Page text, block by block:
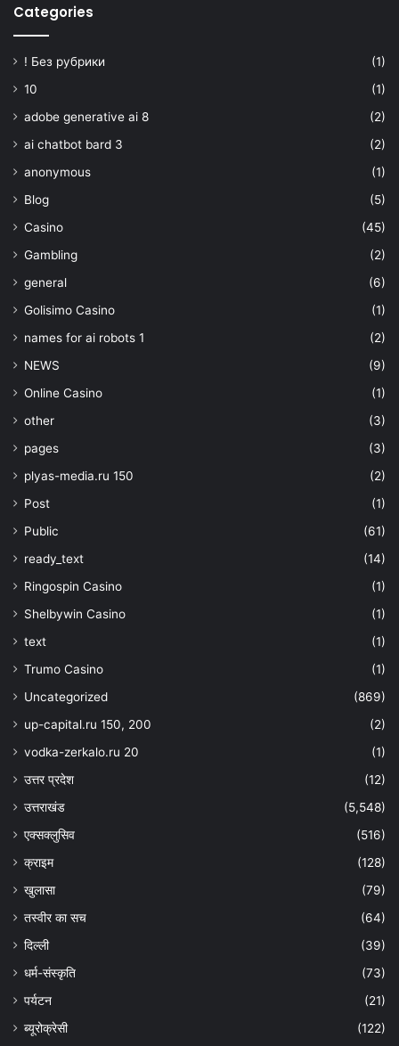
Categories
! Без рубрики
(1)
10
(1)
adobe generative ai 8
(2)
ai chatbot bard 3
(2)
anonymous
(1)
Blog
(5)
Casino
(45)
Gambling
(2)
general
(6)
Golisimo Casino
(1)
names for ai robots 1
(2)
NEWS
(9)
Online Casino
(1)
other
(3)
pages
(3)
plyas-media.ru 150
(2)
Post
(1)
Public
(61)
ready_text
(14)
Ringospin Casino
(1)
Shelbywin Casino
(1)
text
(1)
Trumo Casino
(1)
Uncategorized
(869)
up-capital.ru 150, 200
(2)
vodka-zerkalo.ru 20
(1)
उत्तर प्रदेश
(12)
उत्तराखंड
(5,548)
एक्सक्लुसिव
(516)
क्राइम
(128)
खुलासा
(79)
तस्वीर का सच
(64)
दिल्ली
(39)
धर्म-संस्कृति
(73)
पर्यटन
(21)
ब्यूरोक्रेसी
(122)